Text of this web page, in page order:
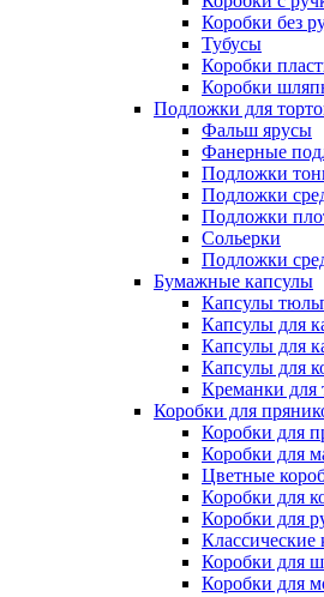
Коробки без
Тубусы
Коробки
Коробки
Подложки для
Фальш ярусы
Фанерные
Подложки
Подложки
Подложки
Сольерки
Подложки
Бумажные капсулы
Капсулы
Капсулы для
Капсулы для
Капсулы для
Креманки для
Коробки для
Коробки для
Коробки для
Цветные
Коробки для
Коробки для
Классические
Коробки для
Коробки для